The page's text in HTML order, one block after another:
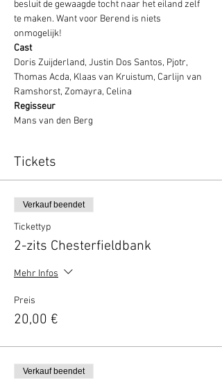
besluit de gewaagde tocht naar het eiland zelf
te maken. Want voor Berend is niets
onmogelijk!
Cast
Doris Zuijderland, Justin Dos Santos, Pjotr,
Thomas Acda, Klaas van Kruistum, Carlijn van
Ramshorst, Zomayra, Celina
Regisseur
Mans van den Berg
Tickets
Verkauf beendet
Tickettyp
2-zits Chesterfieldbank
Mehr Infos
Preis
20,00 €
Verkauf beendet